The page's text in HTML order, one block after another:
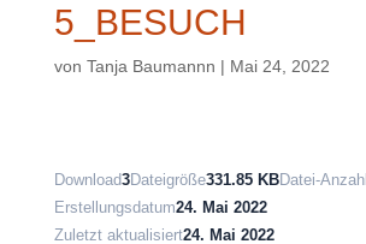
5_BESUCH
von Tanja Baumannn | Mai 24, 2022
Download3Dateigröße331.85 KBDatei-Anzahl
Erstellungsdatum24. Mai 2022
Zuletzt aktualisiert24. Mai 2022